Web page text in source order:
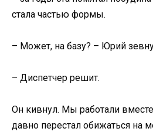
стала частью формы.
– Может, на базу? – Юрий
– Диспетчер решит.
Он кивнул. Мы работали вместе
давно перестал обижаться на